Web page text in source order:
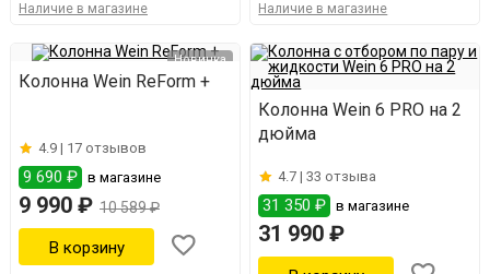
Наличие в магазине Наличие в магазине
Новинка
Колонна Wein ReForm +
4.9 | 17 отзывов
9 690 ₽ в магазине
9 990 ₽ 10 589 ₽
Колонна Wein 6 PRO на 2
дюйма
4.7 |33 отзыва
31 350 ₽ в магазине
31 990 ₽